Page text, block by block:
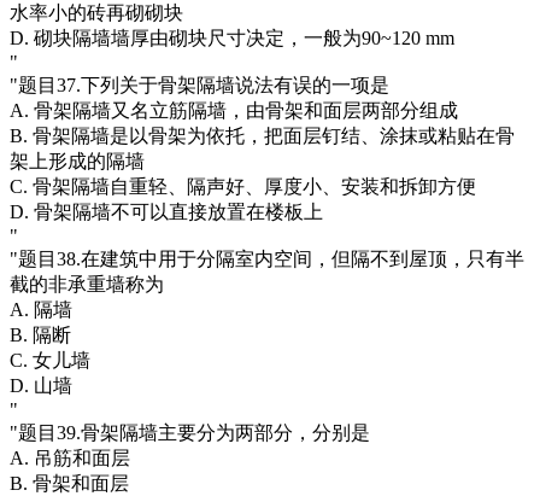
水率小的砖再砌砌块
D. 砌块隔墙墙厚由砌块尺寸决定，一般为90~120 mm
"
"题目37.下列关于骨架隔墙说法有误的一项是
A. 骨架隔墙又名立筋隔墙，由骨架和面层两部分组成
B. 骨架隔墙是以骨架为依托，把面层钉结、涂抹或粘贴在骨
架上形成的隔墙
C. 骨架隔墙自重轻、隔声好、厚度小、安装和拆卸方便
D. 骨架隔墙不可以直接放置在楼板上
"
"题目38.在建筑中用于分隔室内空间，但隔不到屋顶，只有半
截的非承重墙称为
A. 隔墙
B. 隔断
C. 女儿墙
D. 山墙
"
"题目39.骨架隔墙主要分为两部分，分别是
A. 吊筋和面层
B. 骨架和面层